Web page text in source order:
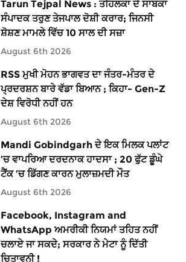
Tarun Tejpal News : ਤਹਿਲਕਾ ਦੇ ਸਾਬਕਾ
ਸੰਪਾਦਕ ਤਰੁਣ ਤੇਜਪਾਲ ਦੋਸ਼ੀ ਕਰਾਰ; ਜਿਨਸੀ
ਸ਼ੋਸ਼ਣ ਮਾਮਲੇ ਵਿੱਚ 10 ਸਾਲ ਦੀ ਸਜ਼ਾ
August 6th 2026
RSS ਮੁਖੀ ਮੋਹਨ ਭਾਗਵਤ ਦਾ ਜੰਤਰ-ਮੰਤਰ ਦੇ
ਪ੍ਰਦਰਸ਼ਨ ਬਾਰੇ ਵੱਡਾ ਬਿਆਨ ; ਕਿਹਾ- Gen-Z
ਦੇਸ਼ ਵਿਰੋਧੀ ਨਹੀਂ ਹਨ
August 6th 2026
Mandi Gobindgarh ਦੇ ਇਕ ਮਿਲਕ ਪਲਾਂਟ
’ਚ ਵਾਪਰਿਆ ਦਰਦਨਾਕ ਹਾਦਸਾ ; 20 ਫੁੱਟ ਡੂੰਘੇ
ਟੈਂਕ ’ਚ ਡਿੱਗਣ ਕਾਰਨ ਮੁਲਾਜ਼ਮਦੀ ਮੌਤ
August 6th 2026
Facebook, Instagram and
WhatsApp ਅਮਰੀਕੀ ਨਿਯਮਾਂ ਤਹਿਤ ਨਹੀਂ
ਚਲਾਏ ਜਾ ਸਕਦੇ; ਸਰਕਾਰ ਨੇ ਮੇਟਾ ਨੂੰ ਦਿੱਤੀ
ਚਿਤਾਵਨੀ !